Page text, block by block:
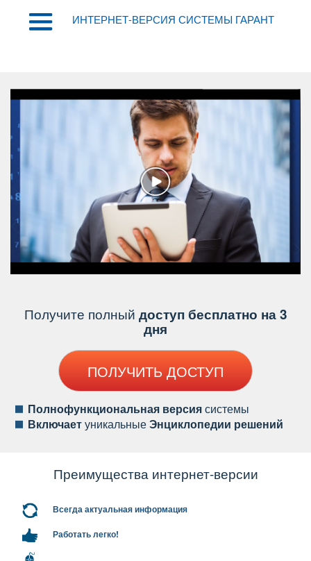
ИНТЕРНЕТ-ВЕРСИЯ СИСТЕМЫ ГАРАНТ
Получите полный доступ бесплатно на 3
дня
ПОЛУЧИТЬ ДОСТУП
Полнофункциональная версиясистемы
ключаетуникальныеЭнциклопедии решений
Преимущества интернет-версии
сегда актуальная информация
Работать легко!